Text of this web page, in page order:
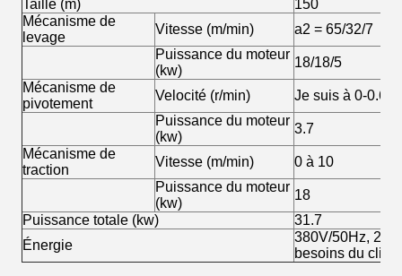
Taille (m)
150
Mécanisme de
levage
Vitesse (m/min)
a2 = 65/32/7
Puissance du moteur
(kw)
18/18/5
Mécanisme de
pivotement
Velocité (r/min)
Je suis à 0-0.6
Puissance du moteur
(kw)
3.7
Mécanisme de
traction
Vitesse (m/min)
0 à 10
Puissance du moteur
(kw)
18
Puissance totale (kw)
31.7
Énergie
380V/50Hz,
besoins du client